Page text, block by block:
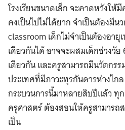
โรงเรียนขนาดเล็ก จะคาดหวังให้
คงเป็นไปไม่ได้ยาก จำเป็นต้องมีน
classroom เด็กไม่จำเป็นต้องอายุ
เดียวกันได้ อาจจะผสมเด็กช่วงวั
เดียวกัน และครูสามารถมีนวัตกร
ประเทศที่มีภาวะทุรกันดารห่างไก
กระบวนการนี้มาหลายสิบปีแล้ว
ครุศาสตร์ ต้องสอนให้ครูสามารถ
เป็น